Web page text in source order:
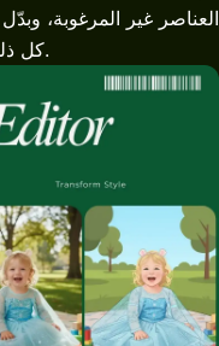
العناصر غير المرغوبة،
كل ذلك بأمر نصي بسيط.